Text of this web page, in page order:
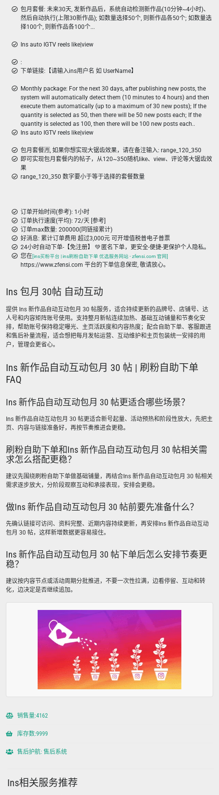
包月套餐: 未来30天, 发新作品后，系统自动检测新作品(10分钟~4小时)、
然后自动执行(上限30新作品); 如数量选择50个, 则新作品各50个; 如数量选
择100个, 则新作品各100个...
Ins auto IGTV reels like|view
:
下单链接:【请输入ins用户名 如 UserName】
Monthly package: For the next 30 days, after publishing new posts, the
system will automatically detect them (10 minutes to 4 hours) and then
execute them automatically (up to a maximum of 30 new posts); If the
quantity is selected as 50, then there will be 50 new posts each; If the
quantity is selected as 100, then there will be 100 new posts each..
Ins auto IGTV reels like|view
包月套餐🈷️, 如果你想实现大锯齿效果，请在备注输入: range_120_350
即可实现包月套餐内的帖子，从120~350随机like、view、评论等大锯齿效
果
range_120_350 数字要小于等于选择的套餐数量
订单开始时间(参考): 1小时
订单执行速度(平均): 72/天 [参考]
订单max数量: 200000(同链接累计)
好消息: 累计订单费用 超过3,000元 可开增值税普电子普票
24小时自动下单-【免注册】 💚 匿名下单，更安全-便捷-更保护个人隐私。
您在[ins买粉平台 | ins刷粉自助下单 优选服务网站 - zfensi.com 官网]
https://www.zfensi.com 平台的下单信息保密, 敬请放心。
Ins 包月 30帖 自动互动
提供 Ins 新作品自动互动包月 30 帖服务，适合持续更新的品牌号、店铺号、达
人号和内容矩阵账号使用。支持整月新帖连续加热、基础互动铺量和节奏化安
排，帮助账号保持稳定曝光、主页活跃度和内容热度；配合自助下单、客服跟进
和售后补量流程，适合想把每月发帖运营、互动维护和主页包装统一安排的用
户，管理会更省心。
Ins 新作品自动互动包月 30 帖 | 刷粉自助下单
FAQ
Ins 新作品自动互动包月 30 帖更适合哪些场景？
Ins 新作品自动互动包月 30 帖更适合新号起量、活动预热和阶段性放大，先把主
页、内容与链接准备好，再按节奏推进会更稳。
刷粉自助下单和Ins 新作品自动互动包月 30 帖相关需
求怎么搭配更稳？
建议先围绕刷粉自助下单做基础铺量，再结合Ins 新作品自动互动包月 30 帖相关
需求逐步放大，分阶段观察互动和承接表现，安排会更稳。
做Ins 新作品自动互动包月 30 帖前要先准备什么？
先确认链接可访问、资料完整、近期内容持续更新，再安排Ins 新作品自动互动
包月 30 帖，这样新增数据更容易接住。
Ins 新作品自动互动包月 30 帖下单后怎么安排节奏更
稳？
建议按内容节点或活动周期分批推进，不要一次性拉满，边看停留、互动和转
化，边决定是否继续追加。
销售量:4162
库存数:9999
售后护航: 售后系统
Ins相关服务推荐